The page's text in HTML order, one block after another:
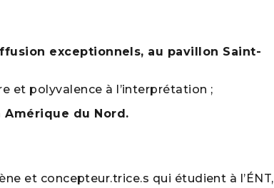
exceptionnels, au pavillon Saint-
et polyvalence à l’interprétation ;
du Nord.
et concepteur.trice.s qui étudient à l’ÉNT,